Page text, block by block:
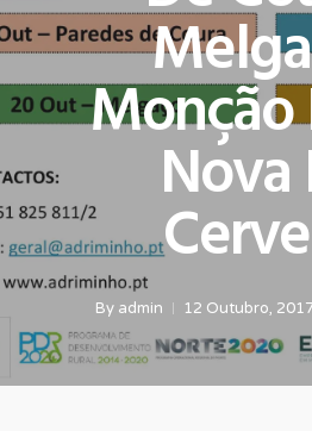
Monção
Nova
By admin 12 Outubro, 2017